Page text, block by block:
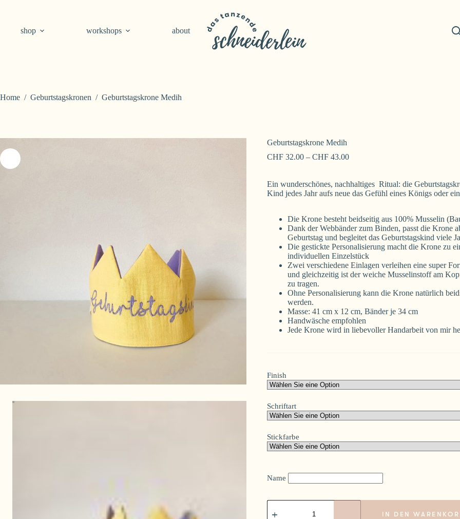
shop workshops about
Home / Geburtstagskronen / Geburtstagskrone Medih
Geburtstagskrone Medih
CHF 32.00 – CHF 43.00
Ein wunderschönes, nachhaltiges Ritual: die
Kind jedes Jahr aufs neue das Gefühl eines Königs oder
Die Krone besteht beidseitig aus 100% Musselin
Dank der Webbänder zum Binden, passt die Krone
Geburtstag und begleitet das Geburtstagskind viele
Die gestickte Personalisierung macht die Krone zu
individuellen Einzelstück
Zwei verschiedene Einlagen verleihen eine super
und gleichzeitig ist der weiche Musselinstoff am
zu tragen.
Ohne Personalisierung kann die Krone natürlich
werden.
Masse: 41 cm x 12 cm, Bänder je 34 cm
Handwäsche empfohlen
Jede Krone wird in liebevoller Handarbeit von mir
Finish
Schriftart
Stickfarbe
Name
Geburtstagskrone
Medih
IN DEN